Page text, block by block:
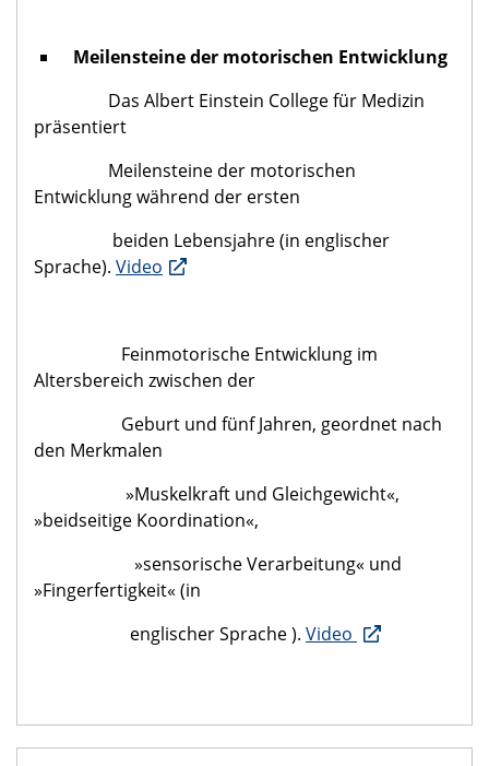
Meilensteine der motorischen Entwicklung
Das Albert Einstein College für Medizin
präsentiert
Meilensteine der motorischen
Entwicklung während der ersten
beiden Lebensjahre (in englischer
Sprache). Video
Feinmotorische Entwicklung im
Altersbereich zwischen der
Geburt und fünf Jahren, geordnet nach
den Merkmalen
»Muskelkraft und Gleichgewicht«,
»beidseitige Koordination«,
»sensorische Verarbeitung« und
»Fingerfertigkeit« (in
englischer Sprache ). Video